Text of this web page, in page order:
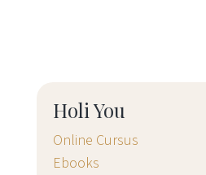
Holi You
Online Cursus
Ebooks